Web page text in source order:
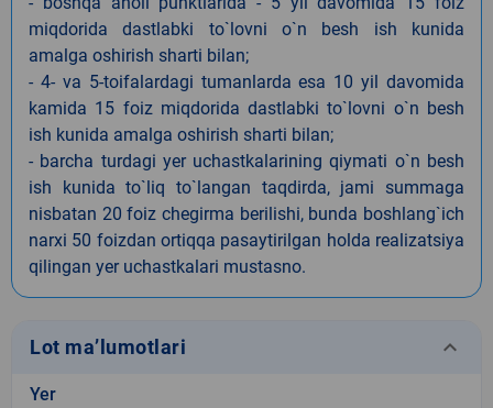
miqdorida dastlabki to`lovni o`n besh ish kunida
amalga oshirish sharti bilan;
- 4- va 5-toifalardagi tumanlarda esa 10 yil davomida
kamida 15 foiz miqdorida dastlabki to`lovni o`n besh
ish kunida amalga oshirish sharti bilan;
- barcha turdagi yer uchastkalarining qiymati o`n besh
ish kunida to`liq to`langan taqdirda, jami summaga
nisbatan 20 foiz chegirma berilishi, bunda boshlang`ich
narxi 50 foizdan ortiqqa pasaytirilgan holda realizatsiya
qilingan yer uchastkalari mustasno.
Lot ma’lumotlari keyboard_arrow_down
Yer